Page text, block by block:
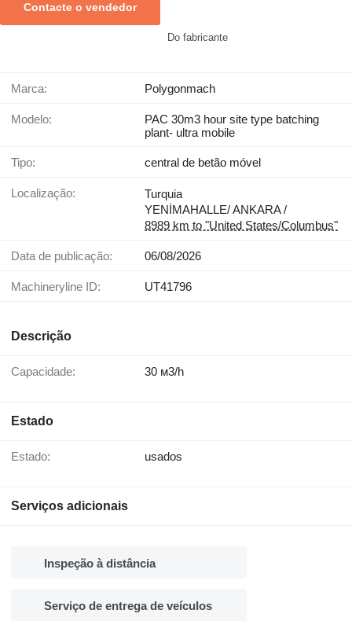
Contacte o vendedor
Do fabricante
Marca: Polygonmach
Modelo:
PAC 30m3 hour site type batching
plant- ultra mobile
Tipo: central de betão móvel
Localização:
Turquia
YENİMAHALLE/ ANKARA /
8989 km to "United States/Columbus"
Data de publicação: 06/08/2026
Machineryline ID: UT41796
Descrição
Capacidade: 30 м3/h
Estado
Estado: usados
Serviços adicionais
Inspeção à distância
Serviço de entrega de veículos